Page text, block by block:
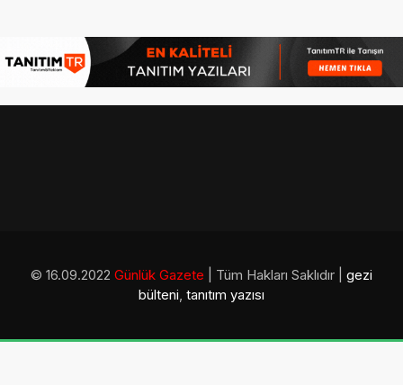
© 16.09.2022 Günlük Gazete | Tüm Hakları Saklıdır | gezi
bülteni, tanıtım yazısı